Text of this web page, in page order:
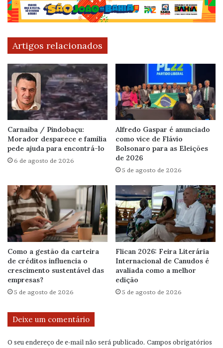
Artigos relacionados
Carnaíba / Pindobaçu:
Morador desparece e família
pede ajuda para encontrá-lo
6 de agosto de 2026
Alfredo Gaspar é anunciado
como vice de Flávio
Bolsonaro para as Eleições
de 2026
5 de agosto de 2026
Como a gestão da carteira
de créditos influencia o
crescimento sustentável das
empresas?
5 de agosto de 2026
Flican 2026: Feira Literária
Internacional de Canudos é
avaliada como a melhor
edição
5 de agosto de 2026
Deixe um comentário
O seu endereço de e-mail não será publicado. Campos obrigatórios